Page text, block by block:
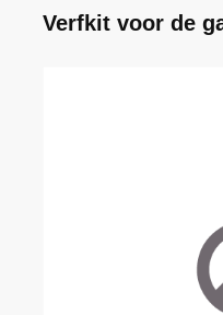
Verfkit voor de